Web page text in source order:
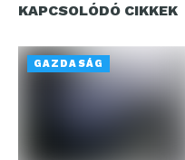
KAPCSOLÓDÓ CIKKEK
GAZDASÁG